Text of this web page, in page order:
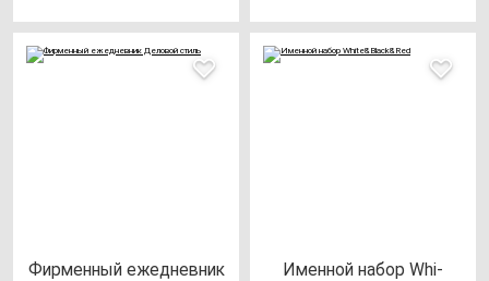
Фир­мен­ный ежед­нев­ник
Имен­ной на­бор Whi­